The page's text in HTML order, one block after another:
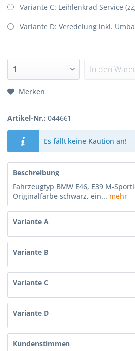
Variante C: Leihlenkrad Service
Variante D: Veredelung inkl.
In den
Merken
Artikel-Nr.: 044661
Es fällt keine Kaution an!
Beschreibung
Fahrzeugtyp BMW E46, E39 M-
Originalfarbe schwarz, ein... mehr
Variante A
Variante B
Variante C
Variante D
Kundenstimmen